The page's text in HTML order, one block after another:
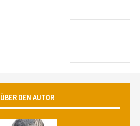
ÜBER DEN AUTOR